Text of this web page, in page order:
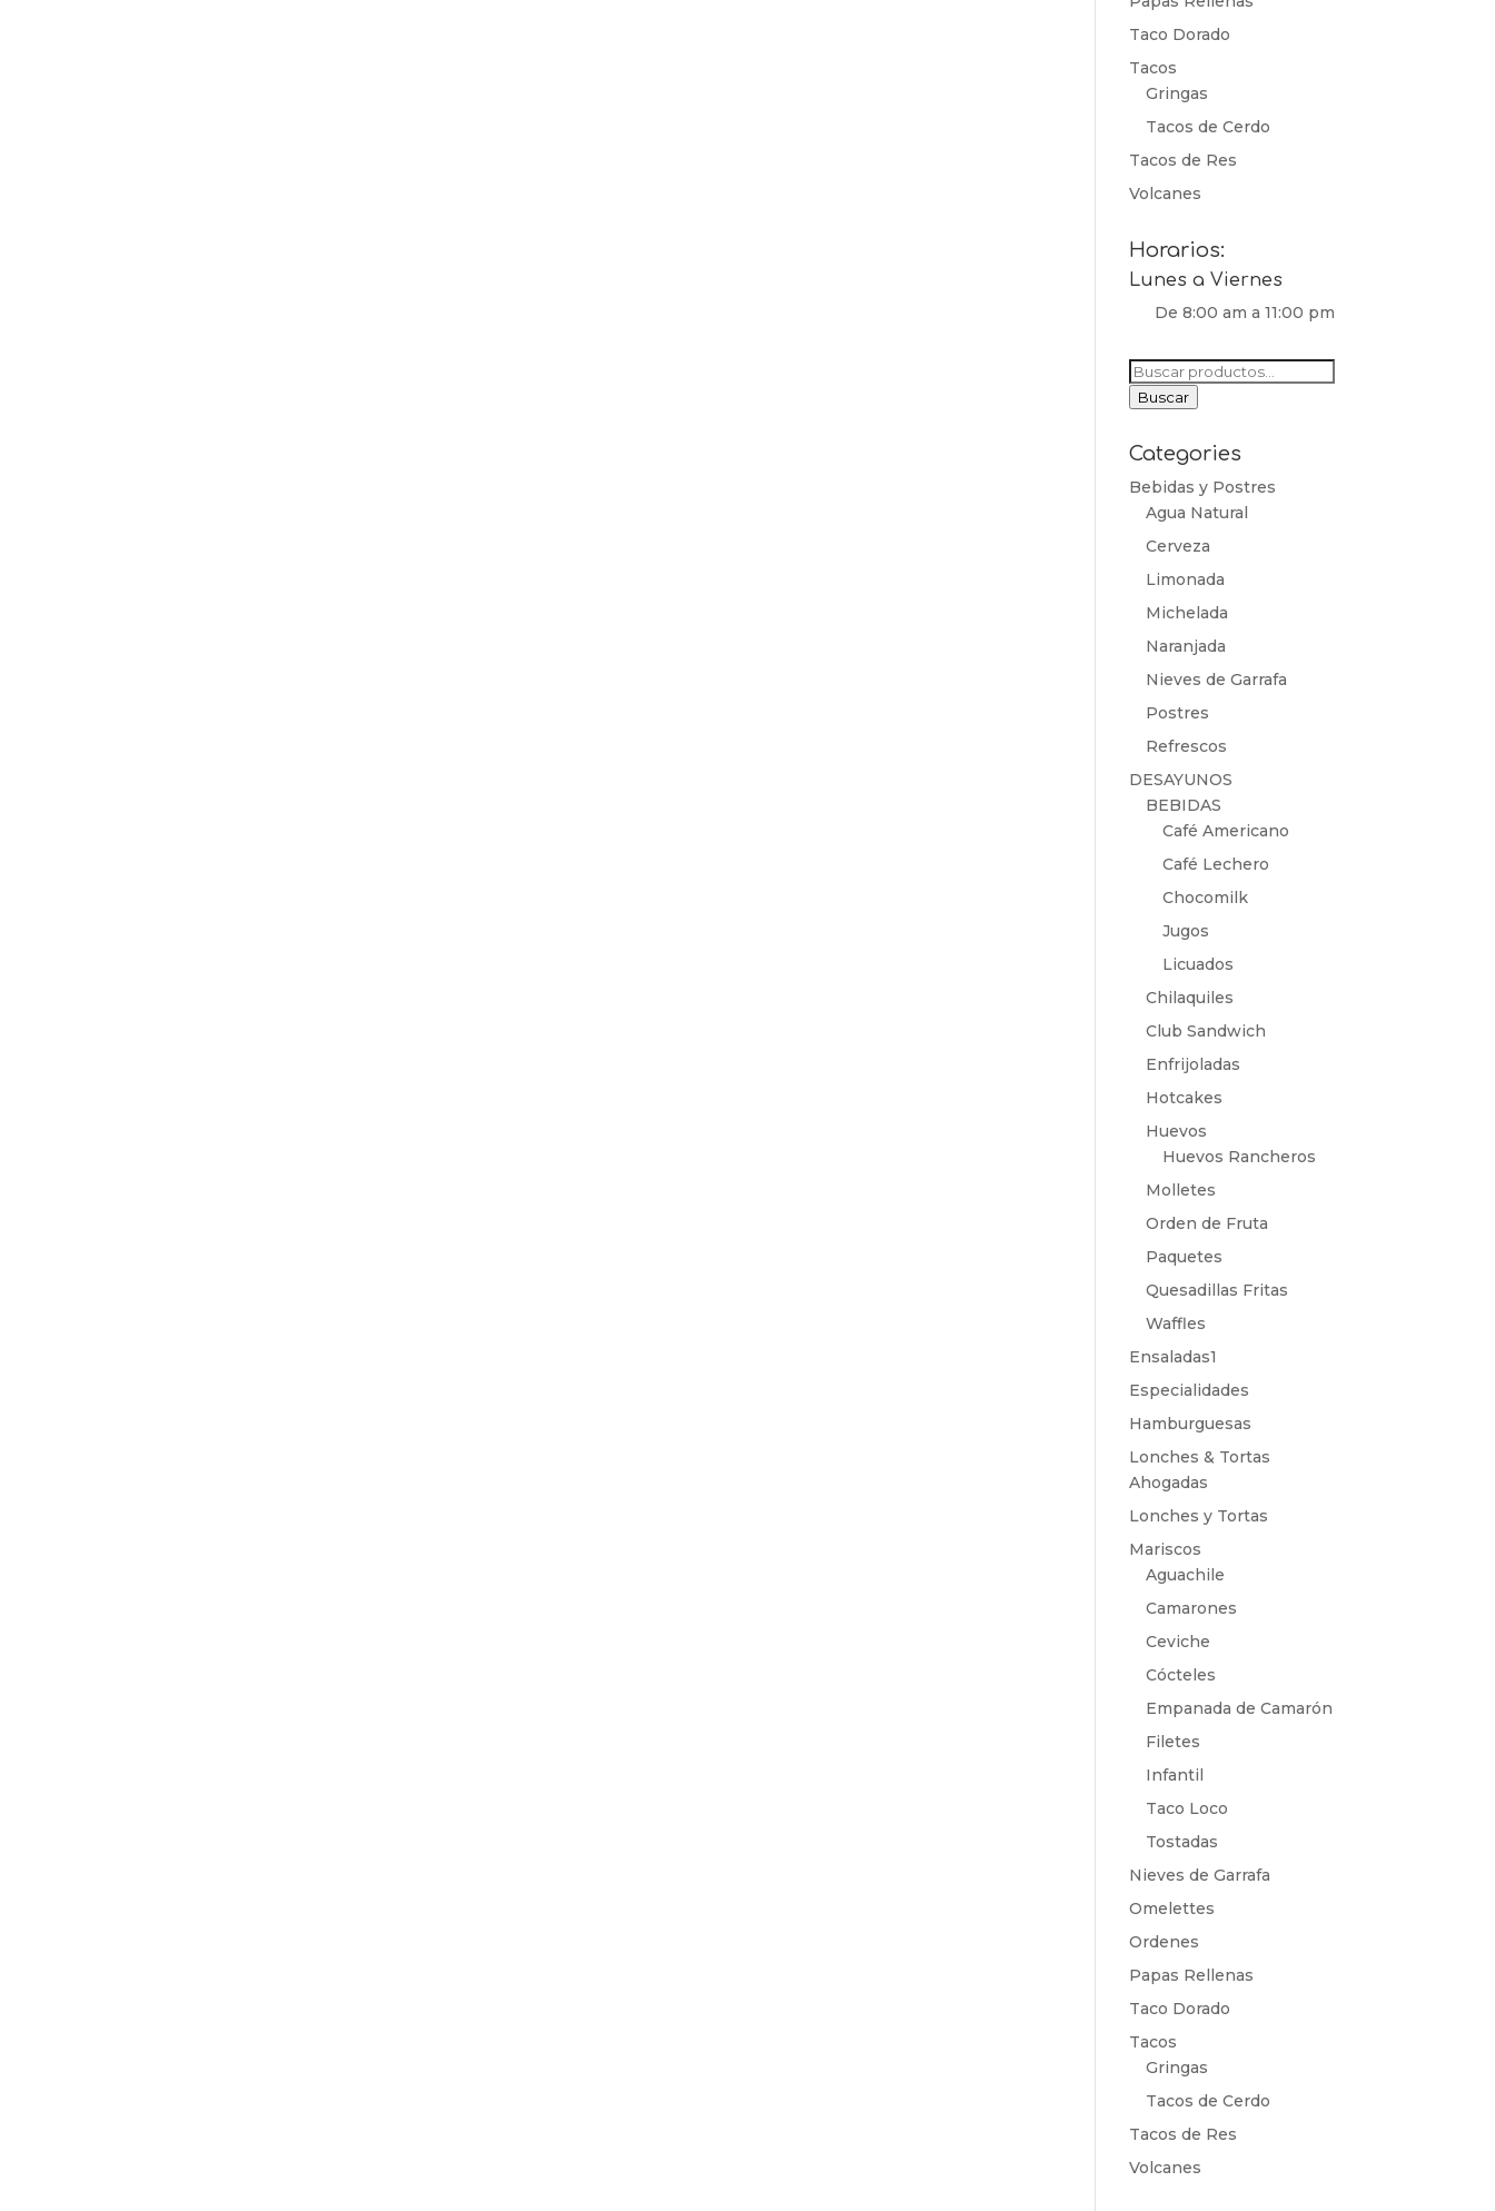
Taco Dorado
Tacos
Gringas
Tacos de Cerdo
Tacos de Res
Volcanes
Horarios:
Lunes a Viernes
De 8:00 am a 11:00 pm
Buscar
por:
Buscar
Categories
Bebidas y Postres
Agua Natural
Cerveza
Limonada
Michelada
Naranjada
Nieves de Garrafa
Postres
Refrescos
DESAYUNOS
BEBIDAS
Café Americano
Café Lechero
Chocomilk
Jugos
Licuados
Chilaquiles
Club Sandwich
Enfrijoladas
Hotcakes
Huevos
Huevos Rancheros
Molletes
Orden de Fruta
Paquetes
Quesadillas Fritas
Waffles
Ensaladas1
Especialidades
Hamburguesas
Lonches & Tortas
Ahogadas
Lonches y Tortas
Mariscos
Aguachile
Camarones
Ceviche
Cócteles
Empanada de Camarón
Filetes
Infantil
Taco Loco
Tostadas
Nieves de Garrafa
Omelettes
Ordenes
Papas Rellenas
Taco Dorado
Tacos
Gringas
Tacos de Cerdo
Tacos de Res
Volcanes